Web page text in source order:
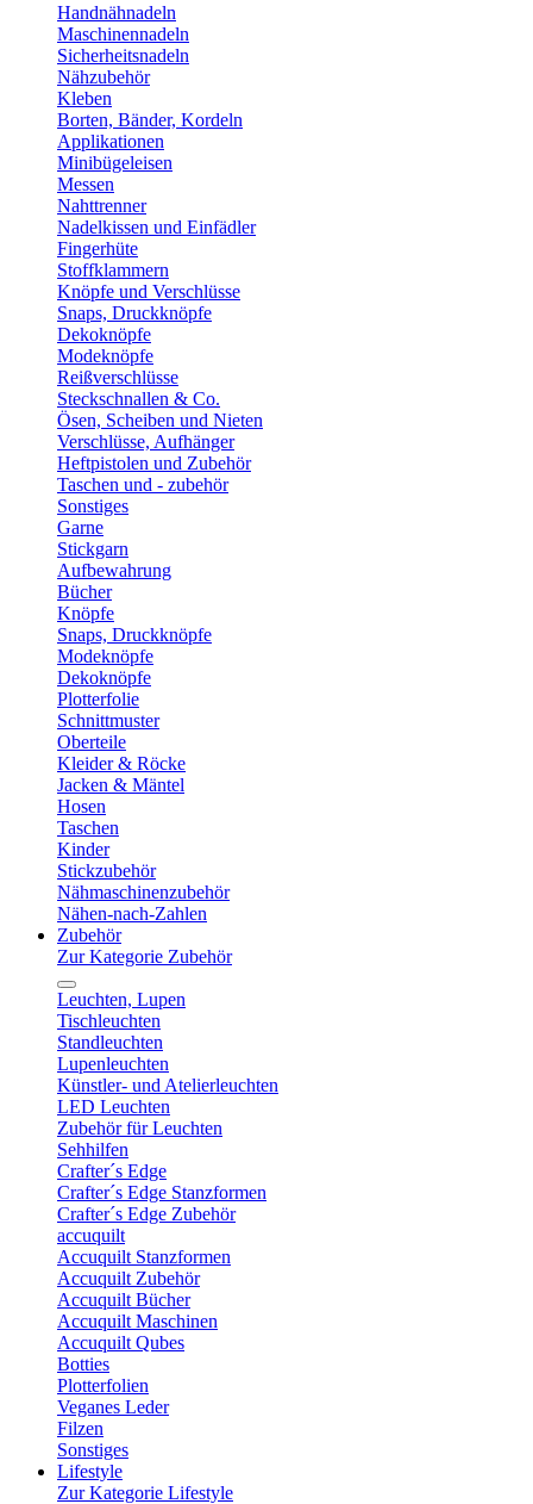
Handnähnadeln
Maschinennadeln
Sicherheitsnadeln
Nähzubehör
Kleben
Borten, Bänder, Kordeln
Applikationen
Minibügeleisen
Messen
Nahttrenner
Nadelkissen und Einfädler
Fingerhüte
Stoffklammern
Knöpfe und Verschlüsse
Snaps, Druckknöpfe
Dekoknöpfe
Modeknöpfe
Reißverschlüsse
Steckschnallen & Co.
Ösen, Scheiben und Nieten
Verschlüsse, Aufhänger
Heftpistolen und Zubehör
Taschen und - zubehör
Sonstiges
Garne
Stickgarn
Aufbewahrung
Bücher
Knöpfe
Snaps, Druckknöpfe
Modeknöpfe
Dekoknöpfe
Plotterfolie
Schnittmuster
Oberteile
Kleider & Röcke
Jacken & Mäntel
Hosen
Taschen
Kinder
Stickzubehör
Nähmaschinenzubehör
Nähen-nach-Zahlen
Zubehör
Zur Kategorie Zubehör
Leuchten, Lupen
Tischleuchten
Standleuchten
Lupenleuchten
Künstler- und Atelierleuchten
LED Leuchten
Zubehör für Leuchten
Sehhilfen
Crafter´s Edge
Crafter´s Edge Stanzformen
Crafter´s Edge Zubehör
accuquilt
Accuquilt Stanzformen
Accuquilt Zubehör
Accuquilt Bücher
Accuquilt Maschinen
Accuquilt Qubes
Botties
Plotterfolien
Veganes Leder
Filzen
Sonstiges
Lifestyle
Zur Kategorie Lifestyle